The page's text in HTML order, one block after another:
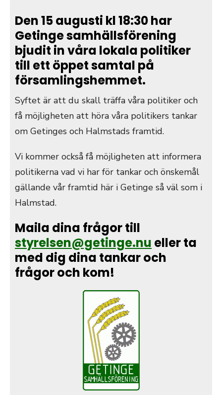
Den 15 augusti kl 18:30 har
Getinge samhällsförening
bjudit in våra lokala politiker
till ett öppet samtal på
församlingshemmet.
Syftet är att du skall träffa våra politiker och
få möjligheten att höra våra politikers tankar
om Getinges och Halmstads framtid.
Vi kommer också få möjligheten att informera
politikerna vad vi har för tankar och önskemål
gällande vår framtid här i Getinge så väl som i
Halmstad.
Maila dina frågor till
styrelsen@getinge.nu eller ta
med dig dina tankar och
frågor och kom!